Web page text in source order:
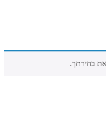
בחירתך.